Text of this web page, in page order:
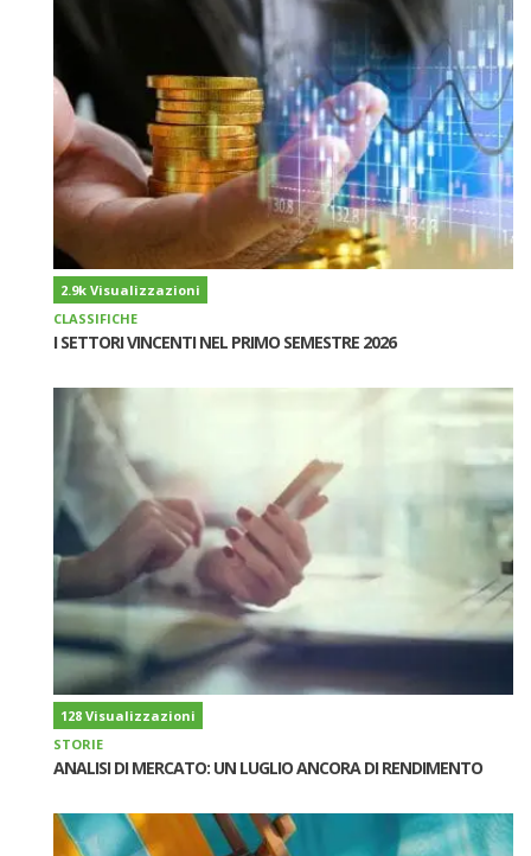
2.9k Visualizzazioni
CLASSIFICHE
I SETTORI VINCENTI NEL PRIMO SEMESTRE 2026
128 Visualizzazioni
STORIE
ANALISI DI MERCATO: UN LUGLIO ANCORA DI RENDIMENTO